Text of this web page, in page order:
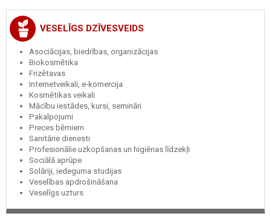
VESELĪGS DZĪVESVEIDS
Asociācijas, biedrības, organizācijas
Biokosmētika
Frizētavas
Internetveikali, e-komercija
Kosmētikas veikali
Mācību iestādes, kursi, semināri
Pakalpojumi
Preces bērniem
Sanitārie dienesti
Profesionālie uzkopšanas un higiēnas līdzekļi
Sociālā aprūpe
Solāriji, iedeguma studijas
Veselības apdrošināšana
Veselīgs uzturs